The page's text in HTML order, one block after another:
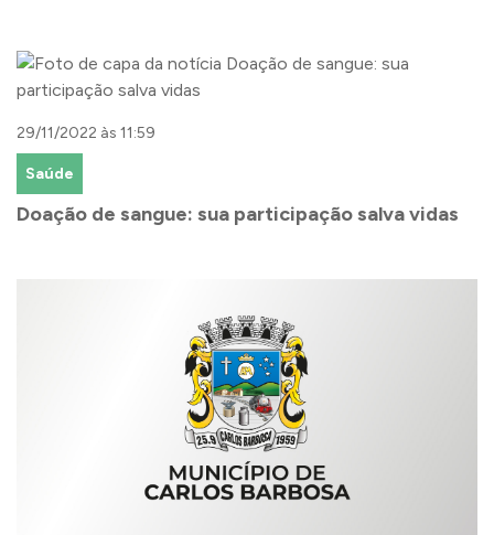
29/11/2022 às 11:59
Saúde
Doação de sangue: sua participação salva vidas